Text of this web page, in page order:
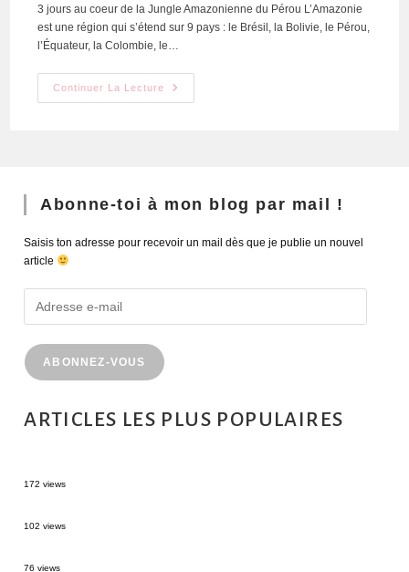
3 jours au coeur de la Jungle Amazonienne du Pérou L’Amazonie
est une région qui s’étend sur 9 pays : le Brésil, la Bolivie, le Pérou,
l’Équateur, la Colombie, le…
Continuer La Lecture
Abonne-toi à mon blog par mail !
Saisis ton adresse pour recevoir un mail dès que je publie un nouvel
article
ABONNEZ-VOUS
ARTICLES LES PLUS POPULAIRES
172 views
102 views
76 views